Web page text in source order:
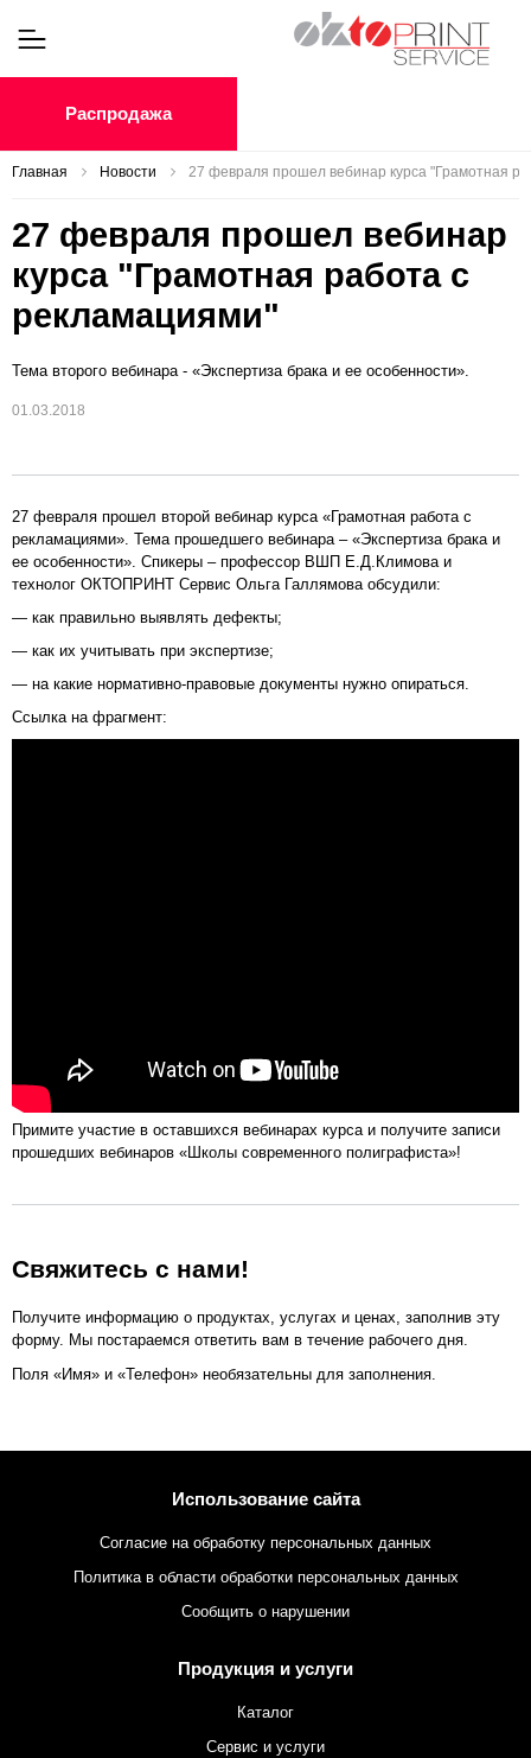
Распродажа
Главная Новости 27 февраля прошел вебинар курса "Грамотная
27 февраля прошел вебинар
курса "Грамотная работа с
рекламациями"
Тема второго вебинара - «Экспертиза брака и ее особенности».
01.03.2018
27 февраля прошел второй вебинар курса «Грамотная работа с
рекламациями». Тема прошедшего вебинара – «Экспертиза брака и
ее особенности». Спикеры – профессор ВШП Е.Д.Климова и
технолог ОКТОПРИНТ Сервис Ольга Галлямова обсудили:
— как правильно выявлять дефекты;
— как их учитывать при экспертизе;
— на какие нормативно-правовые документы нужно опираться.
Ссылка на фрагмент:
Примите участие в оставшихся вебинарах курса и получите записи
прошедших вебинаров «Школы современного полиграфиста»!
Свяжитесь с нами!
Получите информацию о продуктах, услугах и ценах, заполнив эту
форму. Мы постараемся ответить вам в течение рабочего дня.
Поля «Имя» и «Телефон» необязательны для заполнения.
Использование сайта
Согласие на обработку персональных данных
Политика в области обработки персональных данных
Сообщить о нарушении
Продукция и услуги
Каталог
Сервис и услуги